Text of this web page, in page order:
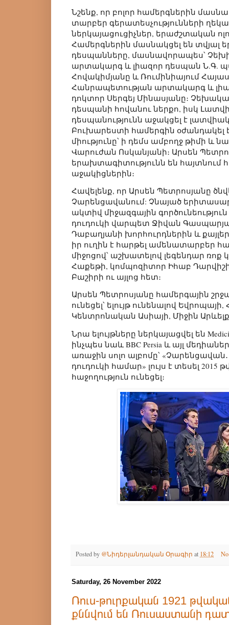
Նշենք, որ բոլոր համերգներին
տարբեր գերատեսչությունների
ներկայացուցիչներ, երաժշտական
Համերգներին մասնակցել են տվյալ
դեսպանները, մասնավորապես՝
արտակարգ և լիազոր դեսպան Ն.Գ.
Հովակիմյանը և Ռումինիայում
Հանրապետության արտակարգ և
դոկտոր Սերգեյ Մինասյանը։
դեսպանի հովանու ներքո, իսկ
դեսպանությունն աջակցել է
Բուխարեստի համերգին օժանդակել
միությունը՝ ի դեմս ամբողջ թիմի
Վարուժան Ոսկանյանի։ Արսեն
երախտագիտությունն են հայտնում
աջակիցներին։
Հավելենք, որ Արսեն Պետրոսյանը
Չարենցավանում: Չնայած
ակտիվ միջազգային
դուդուկի վարպետ Ջիվան
Դաբաղյանի խորհուրդներին և
իր ուղին է հարթել ամենատարբեր
միջոցով՝ աշխատելով լեգենդար
Հաքեթի, կոմպոզիտոր Իհաբ
Բաշիրի ու այլոց հետ։
Արսեն Պետրոսյանը համերգային
ունեցել՝ ելույթ ունենալով
Կենտրոնական Ասիայի, Միջին
Նրա ելույթները ներկայացվել են
ինչպես նաև BBC Persia և այլ
առաջին սոլո ալբոմը՝ «Չարենցավան․
դուդուկի համար» լույս է տեսել
հաջողություն ունեցել։
Posted by @Նիդերլանդական Օրագիր at 18:12
Saturday, 26 November 2022
Ռուս-թուրքական 1921
քննվում են Ռուսաստանի